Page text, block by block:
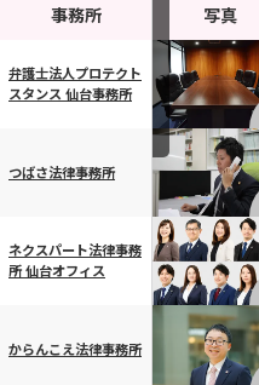
横スクロール可能
事務所 写真
弁護士法人プロテクト
スタンス 仙台事務所
つばさ法律事務所
ネクスパート法律事務
所 仙台オフィス
からんこえ法律事務所